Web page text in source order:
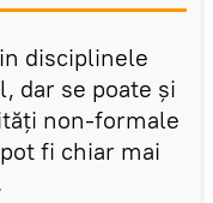
disciplinele
dar se poate și
non-formale
fi chiar mai